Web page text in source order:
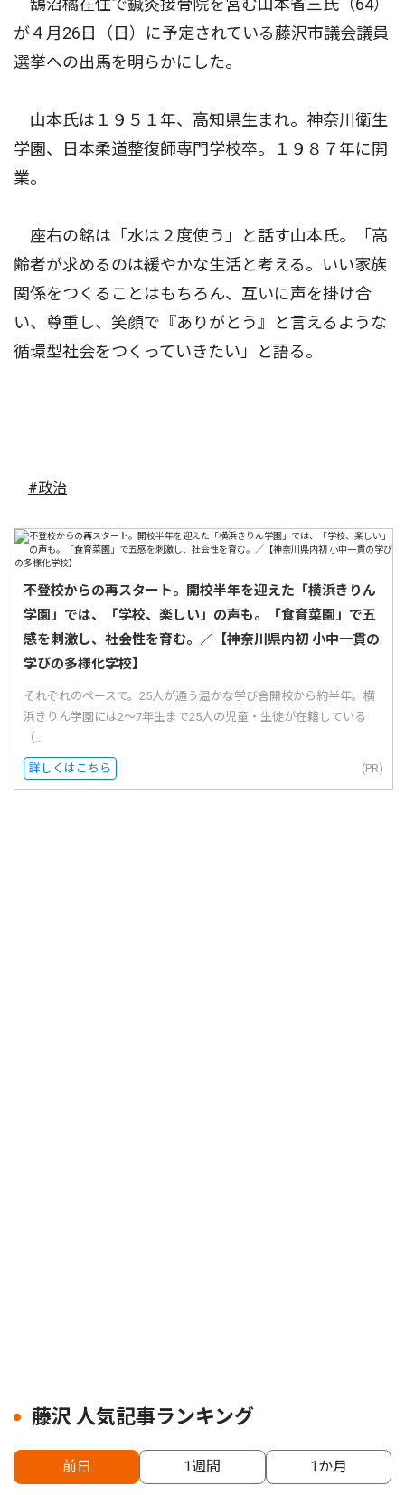
鵠沼橘在住で鍼灸接骨院を営む山本省三氏（64）
が４月26日（日）に予定されている藤沢市議会議員
選挙への出馬を明らかにした。
山本氏は１９５１年、高知県生まれ。神奈川衛生
学園、日本柔道整復師専門学校卒。１９８７年に開
業。
座右の銘は「水は２度使う」と話す山本氏。「高
齢者が求めるのは緩やかな生活と考える。いい家族
関係をつくることはもちろん、互いに声を掛け合
い、尊重し、笑顔で『ありがとう』と言えるような
循環型社会をつくっていきたい」と語る。
#政治
不登校からの再スタート。開校半年を迎えた「横浜きりん
学園」では、「学校、楽しい」の声も。「食育菜園」で五
感を刺激し、社会性を育む。／【神奈川県内初 小中一貫の
学びの多様化学校】
それぞれのペースで。25人が通う温かな学び舎開校から約半年。横
浜きりん学園には2〜7年生まで25人の児童・生徒が在籍している
（...
詳しくはこちら (PR)
藤沢 人気記事ランキング
前日 1週間 1か月